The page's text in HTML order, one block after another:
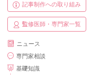
記事制作への取り組み
監修医師・専門家一覧
ニュース
専門家相談
基礎知識